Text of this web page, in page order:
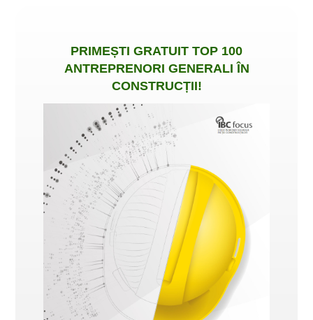
PRIMEȘTI GRATUIT TOP 100
ANTREPRENORI GENERALI ÎN
CONSTRUCȚII!